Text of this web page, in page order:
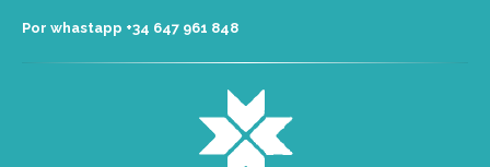
Por whastapp +34 ‭647 961 848‬